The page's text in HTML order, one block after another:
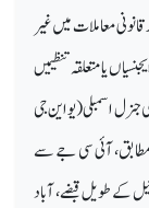
معاملات میں غیر
یا متعلقہ تنظیمیں
اسمبلی (یو این جی
2022 کو اپنے آئین کے آرٹیکل 65 کے مطابق، آئی سی جے سے
اسرائیل کے طویل قبضے، آباد